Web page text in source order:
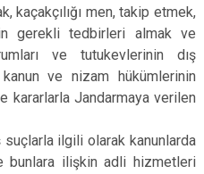
kaçakçılığı men, takip etmek,
gerekli tedbirleri almak ve
ve tutukevlerinin dış
ve nizam hükümlerinin
kararlarla Jandarmaya verilen
ilgili olarak kanunlarda
bunlara ilişkin adli hizmetleri